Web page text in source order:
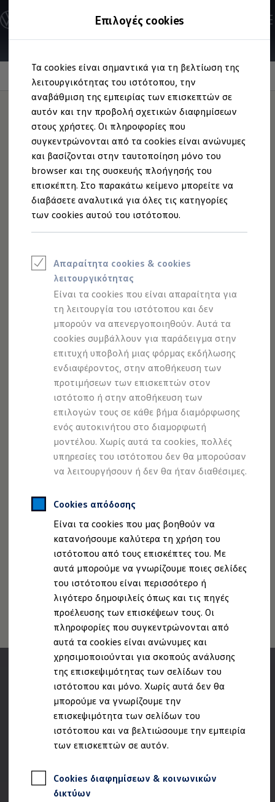
Επιλογές cookies
Τα cookies είναι σημαντικά για τη βελτίωση της
λειτουργικότητας του ιστότοπου, την
αναβάθμιση της εμπειρίας των επισκεπτών σε
αυτόν και την προβολή σχετικών διαφημίσεων
στους χρήστες. Οι πληροφορίες που
συγκεντρώνονται από τα cookies είναι ανώνυμες
και βασίζονται στην ταυτοποίηση μόνο του
browser και της συσκευής πλοήγησής του
επισκέπτη. Στο παρακάτω κείμενο μπορείτε να
διαβάσετε αναλυτικά για όλες τις κατηγορίες
των cookies αυτού του ιστότοπου.
Απαραίτητα cookies & cookies
λειτουργικότητας
Είναι τα cookies που είναι απαραίτητα για
τη λειτουργία του ιστότοπου και δεν
μπορούν να απενεργοποιηθούν. Αυτά τα
cookies συμβάλλουν για παράδειγμα στην
επιτυχή υποβολή μιας φόρμας εκδήλωσης
ενδιαφέροντος, στην αποθήκευση των
προτιμήσεων των επισκεπτών στον
ιστότοπο ή στην αποθήκευση των
επιλογών τους σε κάθε βήμα διαμόρφωσης
ενός αυτοκινήτου στο διαμορφωτή
μοντέλου. Χωρίς αυτά τα cookies, πολλές
υπηρεσίες του ιστότοπου δεν θα μπορούσαν
να λειτουργήσουν ή δεν θα ήταν διαθέσιμες.
Cookies απόδοσης
Είναι τα cookies που μας βοηθούν να
κατανοήσουμε καλύτερα τη χρήση του
ιστότοπου από τους επισκέπτες του. Με
αυτά μπορούμε να γνωρίζουμε ποιες σελίδες
του ιστότοπου είναι περισσότερο ή
λιγότερο δημοφιλείς όπως και τις πηγές
προέλευσης των επισκέψεων τους. Οι
πληροφορίες που συγκεντρώνονται από
αυτά τα cookies είναι ανώνυμες και
χρησιμοποιούνται για σκοπούς ανάλυσης
της επισκεψιμότητας των σελίδων του
ιστότοπου και μόνο. Χωρίς αυτά δεν θα
μπορούμε να γνωρίζουμε την
επισκεψιμότητα των σελίδων του
ιστότοπου και να βελτιώσουμε την εμπειρία
των επισκεπτών σε αυτόν.
Cookies διαφημίσεων & κοινωνικών
δικτύων
στο
περιεχόμενο
στο
footer
Ανακαλύψτε τα Μοντέλα
Διαμορφώστε το Volkswagen σας
Επαγγελματικά Οχήματα Volkswagen
Ηλεκτρικά & eHybrid μοντέλα
Ηλεκτρικά μοντέλα
ID.3 Neo
Νέο ID. Polo
ID.4
ID.4 GTX
ID.5
ID.5 GTX
ID.7
ID.7 GTX
ID. Buzz
ID. Buzz Cargo
ID. CROSS
eHybrid μοντέλα
Golf GTE
Νέο Tayron ehybrid
e-Tools για ηλεκτρικά αυτοκίνητα
Προσομοιωτής αυτονομίας
Προσομοιωτής χρόνου φόρτισης
Προσομοιωτής κόστους φόρτισης
ID. Ενημερώσεις λογισμικού
We Charge - Υπηρεσία Φόρτισης
Εύρεση δημόσιων σημείων φόρτισης
ID. Charger
Ενημέρωση ID.
Πλατφόρμα MEB
Μύθοι & Αλήθειες για την ηλεκτροκίνηση
Πού μπορώ να φορτίσω;
Πόσο μακριά μπορώ να φτάσω;
Πώς μπορώ να πληρώσω;
Πώς μπορώ να φορτίσω;
Η αντλία θερμότητας στα ID.
Η λειτουργία ανάκτησης ενέργειας κατά την
Το σύστημα πέδησης στα ID.
Διαθέσιμα νέα και μεταχειρισμένα αυτοκίνητα
Διαθέσιμα νέα αυτοκίνητα
Χρηματοδότηση και Leasing
Volkswagen Easy Living
Χρηματοδότηση Auto Credit
Χρηματοδότηση Classic Credit
Καινοτόμες Τεχνολογίες
Ιδιοκτήτες και υπηρεσίες After Sales
myVolkswagen
Service και γνήσια ανταλλακτικά
Επιθεώρηση & ΚΤΕΟ
Επισκευές & έλεγχοι
Λιπαντικά κινητήρα και υγρά
Τροχοί και ελαστικά
Οδική Βοήθεια
Volkswagen Service
Ανταλλακτικά Volkswagen
Γνήσια αξεσουάρ Volkswagen
Γνήσια αξεσουάρ Volkswagen ειδικά για κάθε
Εσωτερική και εξωτερική προστασία
Λύσεις μεταφοράς και αποσκευών
Ψυχαγωγία και ηλεκτρονικές συσκευές
Εξατομίκευση
Επιτοίχιος σταθμός φόρτισης και καλώδια
Συλλογές Lifestyle
Εφαρμογές Volkswagen, σύνδεση και
Σύνδεση κινητού τηλεφώνου και οχήματος
Ηλεκτρική υποβοήθηση έλξης πόρτας
Οι πόρτες ανοίγουν και
κλείνουνηλεκτρικά
Πόρτες που ασφαλίζουν ηλεκτρικά με την προαιρετική
υποβοήθηση έλξης θυρών. Έναηλεκτρικό μοτέρ τις έλκει
και τις κλείνει απαλά και με ασφάλεια.Ιδανικό για στενές
θέσεις στάθμευσης όπου δεν υπάρχει διαθέσιμος χώρος
(για απόκτηση της απαιτούμενης ορμής).
Πολιτική cookies
Άδειες Χρήσης Τρίτων
Πληροφορίες Ασφαλείας Προϊόντων
Volkswagen AG (Στοιχεία έκδοσης και νομικά κείμενα)
Δήλωση Προσβασιμότητας
Πληροφορίες για την Προσβασιμότητα
EU Data Act
Ανάκληση Ψηφιακών υπηρεσιών